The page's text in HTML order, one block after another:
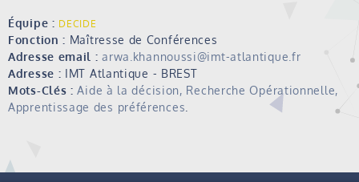
Équipe : DECIDE
Fonction : Maîtresse de Conférences
Adresse email : arwa.khannoussi@imt-atlantique.fr
Adresse : IMT Atlantique - BREST
Mots-Clés : Aide à la décision, Recherche Opérationnelle,
Apprentissage des préférences